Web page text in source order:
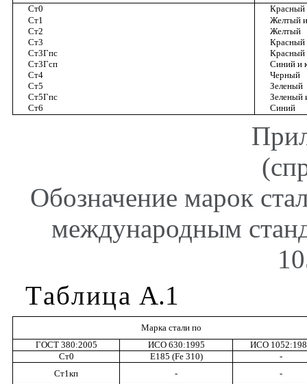
Ст0
Красный
Ст1 Желтый и
Ст2
Желтый
Ст3
Красный
Ст3Гпс
Красный
Ст3Гсп
Синий и
Ст4
Черный
Ст5
Зеленый
Ст5Гпс Зеленый
Ст6
Синий
Обозначение марок
международным
Таблица А.1
Марка стали по
ГОСТ 380:2005 ИСО630:1995 ИСО
Ст0 E185 (Fe 310)
-
Ст1кп
-
-